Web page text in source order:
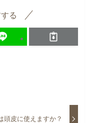
る
頭皮に使えますか？